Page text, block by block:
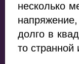
несколько
долго в
то странной